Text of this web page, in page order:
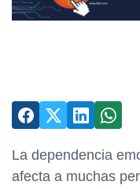
La dependencia
afecta a muchas